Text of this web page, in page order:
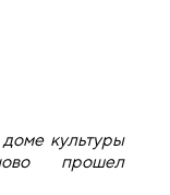
культуры
прошел